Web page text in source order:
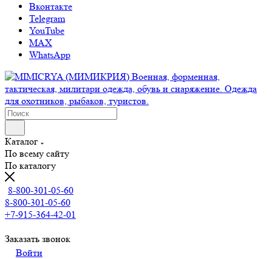
Вконтакте
Telegram
YouTube
MAX
WhatsApp
Каталог
По всему сайту
По каталогу
8-800-301-05-60
8-800-301-05-60
+7-915-364-42-01
Заказать звонок
Войти